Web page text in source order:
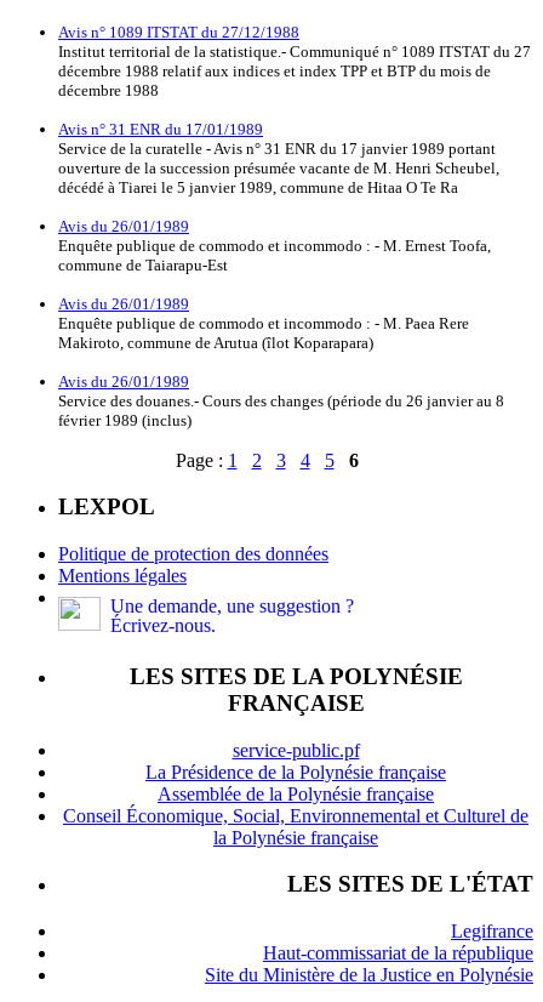
Avis n° 1089 ITSTAT du 27/12/1988
Institut territorial de la statistique.- Communiqué n° 1089 ITSTAT du 27
décembre 1988 relatif aux indices et index TPP et BTP du mois de
décembre 1988
Avis n° 31 ENR du 17/01/1989
Service de la curatelle - Avis n° 31 ENR du 17 janvier 1989 portant
ouverture de la succession présumée vacante de M. Henri Scheubel,
décédé à Tiarei le 5 janvier 1989, commune de Hitaa O Te Ra
Avis du 26/01/1989
Enquête publique de commodo et incommodo : - M. Ernest Toofa,
commune de Taiarapu-Est
Avis du 26/01/1989
Enquête publique de commodo et incommodo : - M. Paea Rere
Makiroto, commune de Arutua (îlot Koparapara)
Avis du 26/01/1989
Service des douanes.- Cours des changes (période du 26 janvier au 8
février 1989 (inclus)
Page : 1 2 3 4 5 6
LEXPOL
Politique de protection des données
Mentions légales
Une demande, une suggestion ?
Écrivez-nous.
LES SITES DE LA POLYNÉSIE
FRANÇAISE
service-public.pf
La Présidence de la Polynésie française
Assemblée de la Polynésie française
Conseil Économique, Social, Environnemental et Culturel de
la Polynésie française
LES SITES DE L'ÉTAT
Legifrance
Haut-commissariat de la république
Site du Ministère de la Justice en Polynésie